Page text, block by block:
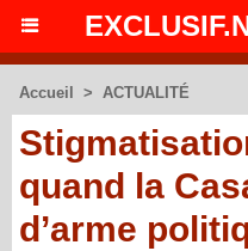
Accueil > ACTUALITÉ
quand la
d’arme